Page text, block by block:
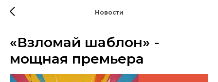
Новости
«Взломай шаблон» -
мощная премьера